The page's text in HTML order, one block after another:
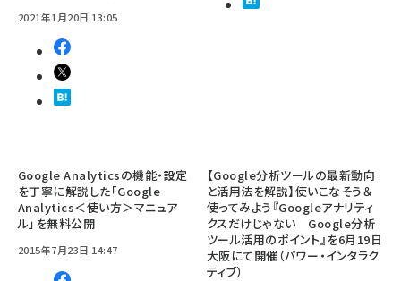
2021年1月20日 13:05
Google Analyticsの機能・設定
を丁寧に解説した「Google
Analytics＜使い方＞マニュア
ル」を無料公開
2015年7月23日 14:47
【Google分析ツールの最新動向
と活用法を解説】使いこなそう＆
使ってみよう『Googleアナリティ
クスだけじゃない Google分析
ツール活用のポイント』を6月19日
大阪にて開催（パワー・インタラク
ティブ）